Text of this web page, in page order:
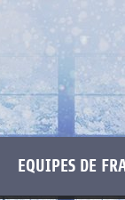
EQUIPES DE